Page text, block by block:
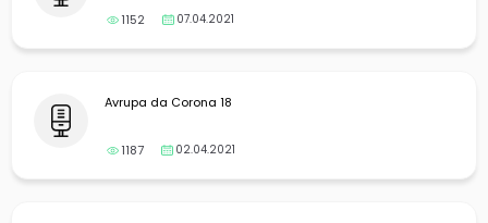
1152 07.04.2021
Avrupa da Corona 18
1187 02.04.2021